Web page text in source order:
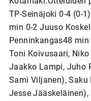
TP-Seinäjoki 0-4 (0-
min 0-2 Juuso
Penninkangas48 min
Toni Koivusaari,
Jaakko Lampi, Juho
Sami Viljanen), Saku
Jesse